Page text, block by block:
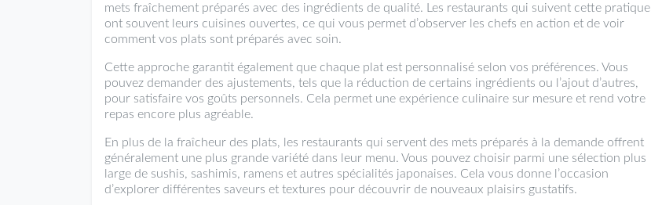
mets fraîchement préparés avec des ingrédients de qualité. Les restaurants qui suivent cette pratique
ont souvent leurs cuisines ouvertes, ce qui vous permet d’observer les chefs en action et de voir
comment vos plats sont préparés avec soin.
Cette approche garantit également que chaque plat est personnalisé selon vos préférences. Vous
pouvez demander des ajustements, tels que la réduction de certains ingrédients ou l’ajout d’autres,
pour satisfaire vos goûts personnels. Cela permet une expérience culinaire sur mesure et rend votre
repas encore plus agréable.
En plus de la fraîcheur des plats, les restaurants qui servent des mets préparés à la demande offrent
généralement une plus grande variété dans leur menu. Vous pouvez choisir parmi une sélection plus
large de sushis, sashimis, ramens et autres spécialités japonaises. Cela vous donne l’occasion
d’explorer différentes saveurs et textures pour découvrir de nouveaux plaisirs gustatifs.